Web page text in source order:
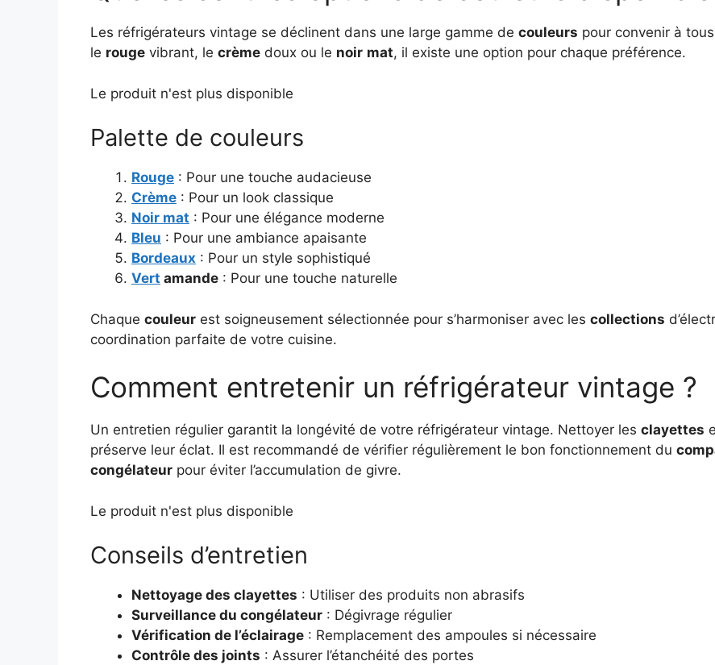
Les réfrigérateurs vintage se déclinent dans une large gamme de couleurs pour convenir à
le rouge vibrant, le crème doux ou le noir mat, il existe une option pour chaque préférence.
Le produit n'est plus disponible
Palette de couleurs
Rouge : Pour une touche audacieuse
Crème : Pour un look classique
Noir mat : Pour une élégance moderne
Bleu : Pour une ambiance apaisante
Bordeaux : Pour un style sophistiqué
Vert amande : Pour une touche naturelle
Chaque couleur est soigneusement sélectionnée pour s’harmoniser avec les collections
coordination parfaite de votre cuisine.
Comment entretenir un réfrigérateur vintage ?
Un entretien régulier garantit la longévité de votre réfrigérateur vintage. Nettoyer les clayettes
préserve leur éclat. Il est recommandé de vérifier régulièrement le bon fonctionnement du
congélateur pour éviter l’accumulation de givre.
Le produit n'est plus disponible
Conseils d’entretien
Nettoyage des clayettes : Utiliser des produits non abrasifs
Surveillance du congélateur : Dégivrage régulier
Vérification de l’éclairage : Remplacement des ampoules si nécessaire
Contrôle des joints : Assurer l’étanchéité des portes